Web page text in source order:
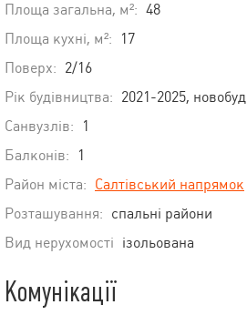
Площа загальна, м²: 48
Площа кухні, м²:
17
Поверх: 2/16
Рік будівництва: 2021-2025, новобуд
Санвузлів:
1
Балконів:
1
Район міста: Салтівський напрямок
Розташування: спальні райони
Вид нерухомості ізольована
Комунікації